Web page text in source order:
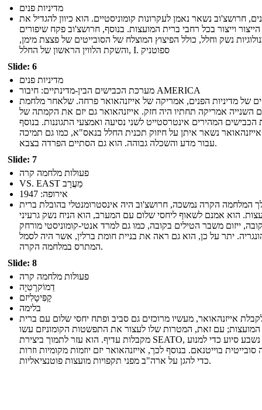
מדיניות פנים
חרושצ'וב נשאר נאמן לעקרונות קומוניסטיים. הוא כיוון להגדיל את
הייצור וייצור בכל רחבי ברית המועצות. בנוסף, חרושצ'וב פקח שיפורים
נשק וחלל, כולל הפיצוץ המוצלח של הסובייטים של פצצת מימן,
והשקת הלווין הראשון של החלל, I. ספוטניק
Slide: 6
מדיניות פנים
מערכת הכבישים הבין-מדינתיים: חיבור AMERICA
של מדיניות הפנים, אמריקה של אייזנהאואר פרחה. שלאחר מלחמת
השנייה אמריקה תחתיו היה חזק. אייזנהאואר גם יזם את הקמתה של
המהירים אינטרסטייט לשני נסיעה ואמצעי התגוננות. בנוסף
נשאר איתן על חיזוק תכנית החלל בנאס"א, כמו גם תמיכה
עבור מדע והשכלה גבוהה. הוא גם הסתיים הפרדה בצבא.
Slide: 7
פעולות מלחמה קרה
VS. EAST מַעֲרָב
אירופה: 1947
המלחמה הקרה נמשכה, חרושצ'וב היה אינסטרומנטלי בהובלת ברית
הוא אמנם לשאוף ליחסי שלום עם המערב, הוא הניח נשק גרעיני
ייזום משבר הטילים בקובה, כמו גם למרד אנטי-קומוניסטי מורחק
יתר על כן, הוא גם ראה את בניית חומת ברלין, אשר היה לסמל
המתרס במלחמה הקרה.
Slide: 8
פעולות מלחמה קרה
דֵמוֹקרָטִיָה
קָפִּיטָלִיזם
בלימה
אייזנהאואר, מעשיו מרוכזים גם סביב ופתח יחסי שלום עם ברית
המועצות; עם זאת, המטרות שלו לעצור את התפשטות הקומוניזם עשו
מקבלות עדיף. הוא עזר לתמוך ביצירת SEATO, אשר נשבע סיוע כדי למנוע
בוייטנאם. בנוסף לכך, אייזנהאואר יזם יוזמות מקומיות וזרות
כדי להגן על ארה"ב מפני תקפויות מועצות פוטנציאליות.